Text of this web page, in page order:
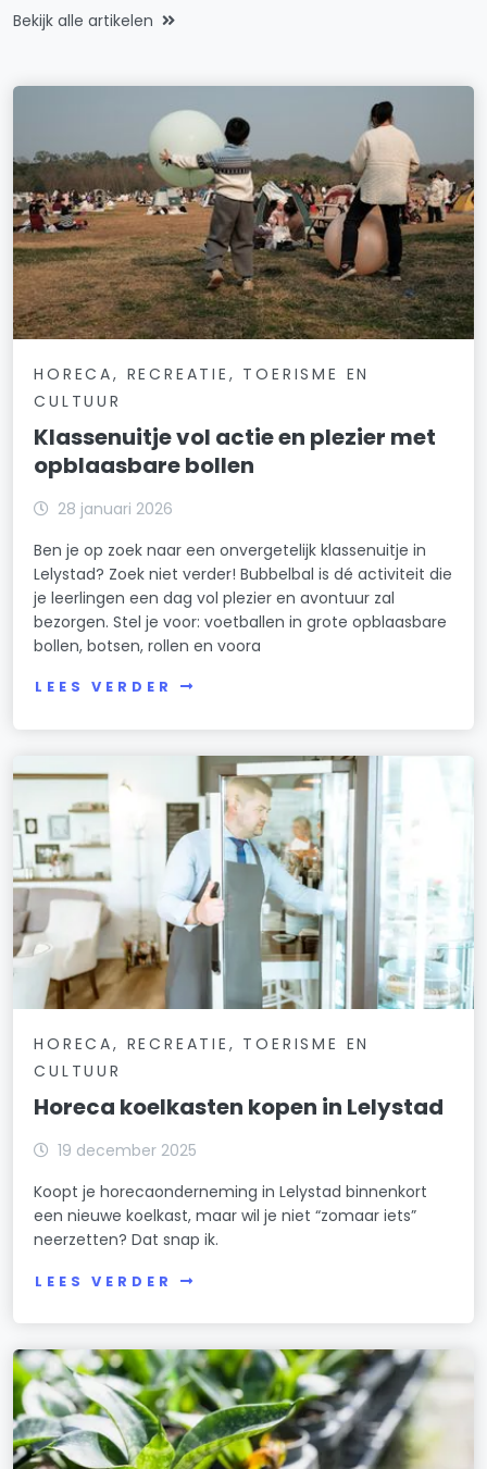
Bekijk alle artikelen
HORECA, RECREATIE, TOERISME EN
CULTUUR
Klassenuitje vol actie en plezier met
opblaasbare bollen
28 januari 2026
Ben je op zoek naar een onvergetelijk klassenuitje in
Lelystad? Zoek niet verder! Bubbelbal is dé activiteit die
je leerlingen een dag vol plezier en avontuur zal
bezorgen. Stel je voor: voetballen in grote opblaasbare
bollen, botsen, rollen en voora
LEES VERDER
HORECA, RECREATIE, TOERISME EN
CULTUUR
Horeca koelkasten kopen in Lelystad
19 december 2025
Koopt je horecaonderneming in Lelystad binnenkort
een nieuwe koelkast, maar wil je niet “zomaar iets”
neerzetten? Dat snap ik.
LEES VERDER